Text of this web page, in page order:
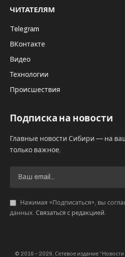
ЧИТАТЕЛЯМ
Telegram
ВКонтакте
Видео
Технологии
Происшествия
Подписка на новости
Главные новости Сибири — на
только важное.
Нажимая «Подписаться», вы
данных. Связаться с редакцией
© 2016 – 2026, Сетевое издание “Новости